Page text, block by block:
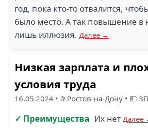
год, пока кто-то отвалится,
было место. А так повышение в
лишь иллюзия. Далее →
Низкая зарплата и
условия труда
16.05.2024 • Ростов-на-Дону • 💵
✓ Преимущества Их нет Далее